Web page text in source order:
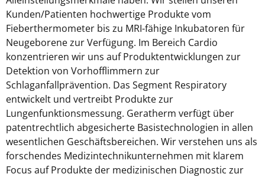
Kunden/Patienten hochwertige Produkte vom
Fieberthermometer bis zu MRI-fähige Inkubatoren für
Neugeborene zur Verfügung. Im Bereich Cardio
konzentrieren wir uns auf Produktentwicklungen zur
Detektion von Vorhofflimmern zur
Schlaganfallprävention. Das Segment Respiratory
entwickelt und vertreibt Produkte zur
Lungenfunktionsmessung. Geratherm verfügt über
patentrechtlich abgesicherte Basistechnologien in allen
wesentlichen Geschäftsbereichen. Wir verstehen uns als
forschendes Medizintechnikunternehmen mit klarem
Focus auf Produkte der medizinischen Diagnostic zur